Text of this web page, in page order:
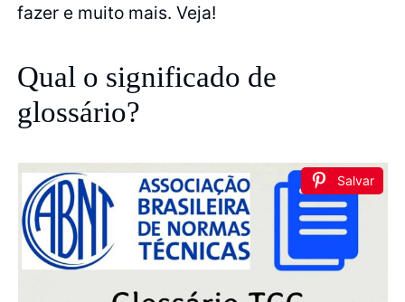
fazer e muito mais. Veja!
Qual o significado de
glossário?
Salvar